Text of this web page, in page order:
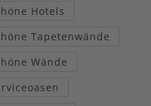
Hotels
Tapetenwände
Wände